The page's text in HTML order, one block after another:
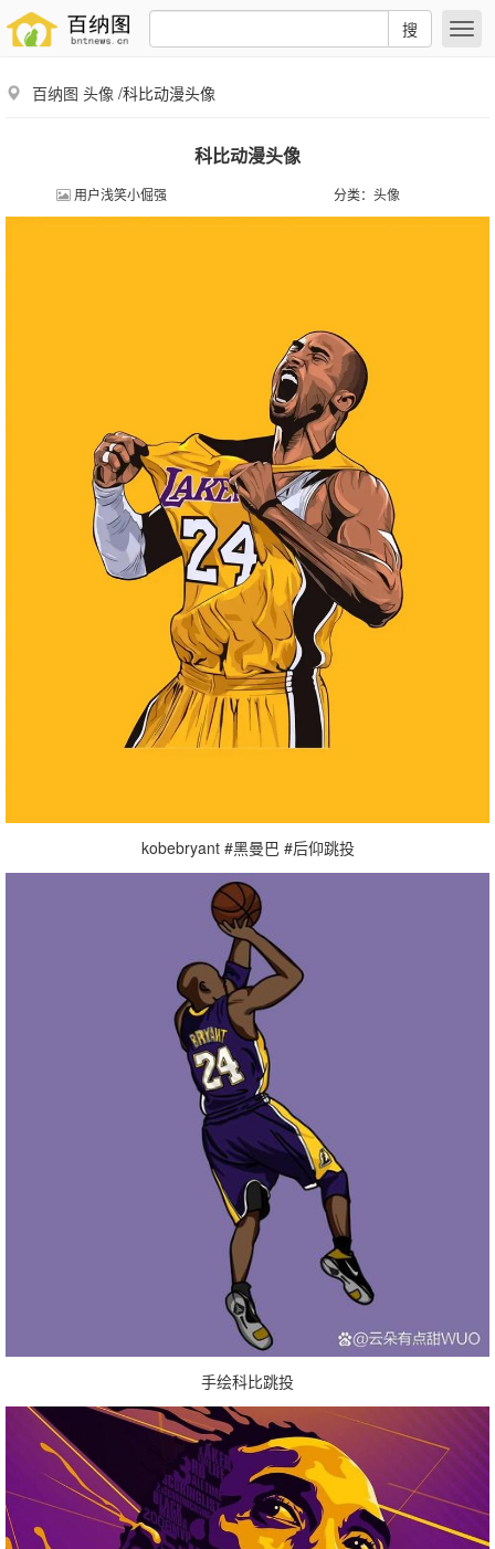
搜
百纳图 头像 /科比动漫头像
科比动漫头像
用户浅笑小倔强 分类： 头像
kobebryant #黑曼巴 #后仰跳投
手绘科比跳投